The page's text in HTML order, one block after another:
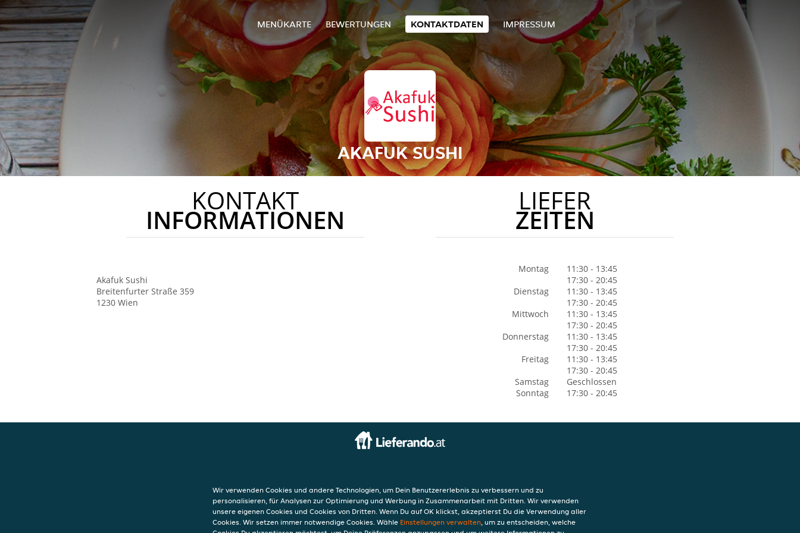
MENÜKARTE BEWERTUNGEN KONTAKTDATEN IMPRESSUM
AKAFUK SUSHI
KONTAKT
INFORMATIONEN
Akafuk Sushi
Breitenfurter Straße 359
1230 Wien
LIEFER
ZEITEN
Montag
11:30 - 13:45
17:30 - 20:45
Dienstag
11:30 - 13:45
17:30 - 20:45
Mittwoch
11:30 - 13:45
17:30 - 20:45
Donnerstag
11:30 - 13:45
17:30 - 20:45
Freitag
11:30 - 13:45
17:30 - 20:45
Samstag
Geschlossen
Sonntag
17:30 - 20:45
Breitenfurter Straße 359
1230 Wien
Datenschutzerklärung
Verwendung von Cookies
Impressum
Wir verwenden Cookies und andere Technologien, um Dein Benutzererlebnis zu verbessern und zu
personalisieren, für Analysen zur Optimierung und Werbung in Zusammenarbeit mit Dritten. Wir verwenden
unsere eigenen Cookies und Cookies von Dritten. Wenn Du auf OK klickst, akzeptierst Du die Verwendung aller
Cookies. Wir setzen immer notwendige Cookies. Wähle Einstellungen verwalten, um zu entscheiden, welche